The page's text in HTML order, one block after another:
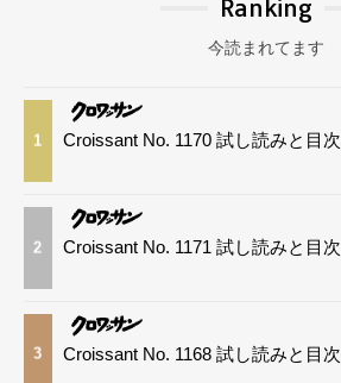
Ranking
今読まれてます
1 Croissant No. 1170 試し読みと目次
2 Croissant No. 1171 試し読みと目次
3 Croissant No. 1168 試し読みと目次